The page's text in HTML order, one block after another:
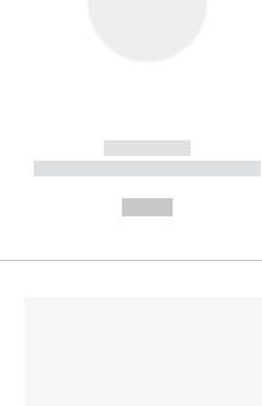
------------
----------- ----------- --------